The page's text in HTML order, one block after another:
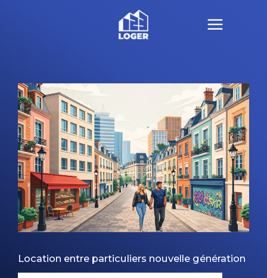
Location entre particuliers nouvelle génération